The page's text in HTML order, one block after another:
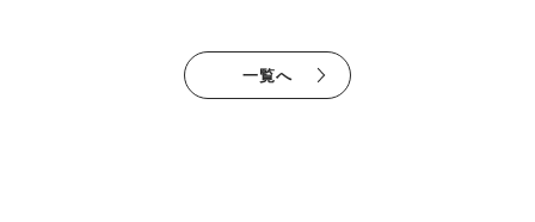
一覧へ